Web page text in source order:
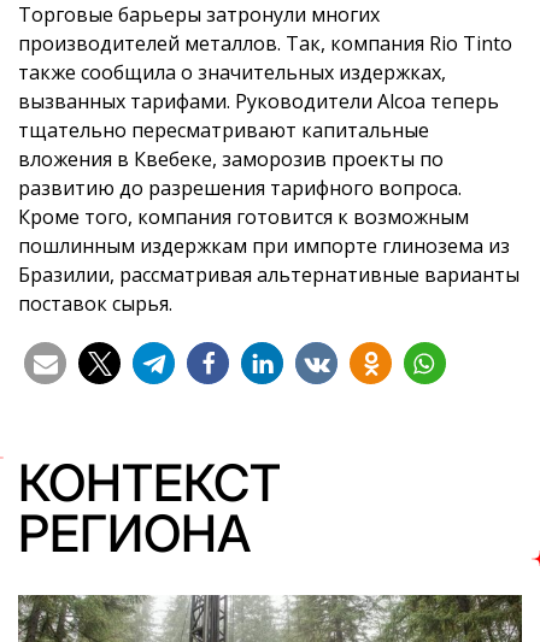
Торговые барьеры затронули многих
производителей металлов. Так, компания Rio Tinto
также сообщила о значительных издержках,
вызванных тарифами. Руководители Alcoa теперь
тщательно пересматривают капитальные
вложения в Квебеке, заморозив проекты по
развитию до разрешения тарифного вопроса.
Кроме того, компания готовится к возможным
пошлинным издержкам при импорте глинозема из
Бразилии, рассматривая альтернативные варианты
поставок сырья.
КОНТЕКСТ
РЕГИОНА